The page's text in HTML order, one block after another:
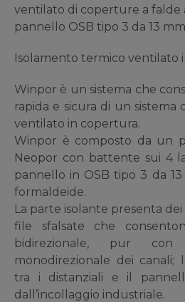
ventilato di coperture a falde
pannello OSB tipo 3 da 13 mm
Isolamento termico ventilato
Winpor è un sistema che
rapida e sicura di un sistema
ventilato in copertura.
Winpor è composto da un
Neopor con battente sui 4
pannello in OSB tipo 3 da
formaldeide.
La parte isolante presenta
file sfalsate che
bidirezionale, pur con
monodirezionale dei canali;
tra i distanziali e il
dall’incollaggio industriale.